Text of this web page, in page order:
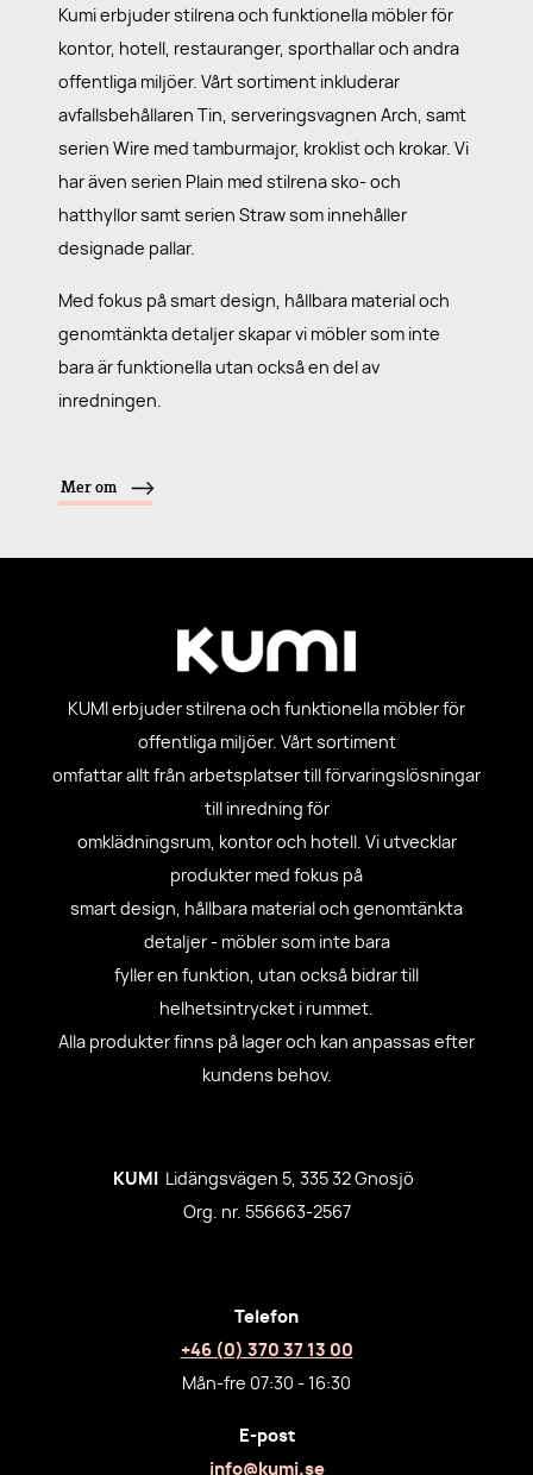
Kumi erbjuder stilrena och funktionella möbler för
kontor, hotell, restauranger, sporthallar och andra
offentliga miljöer. Vårt sortiment inkluderar
avfallsbehållaren Tin, serveringsvagnen Arch, samt
serien Wire med tamburmajor, kroklist och krokar. Vi
har även serien Plain med stilrena sko- och
hatthyllor samt serien Straw som innehåller
designade pallar.
Med fokus på smart design, hållbara material och
genomtänkta detaljer skapar vi möbler som inte
bara är funktionella utan också en del av
inredningen.
Mer om
KUMI erbjuder stilrena och funktionella möbler för
offentliga miljöer. Vårt sortiment
omfattar allt från arbetsplatser till förvaringslösningar
till inredning för
omklädningsrum, kontor och hotell. Vi utvecklar
produkter med fokus på
smart design, hållbara material och genomtänkta
detaljer - möbler som inte bara
fyller en funktion, utan också bidrar till
helhetsintrycket i rummet.
Alla produkter finns på lager och kan anpassas efter
kundens behov.
KUMI
Lidängsvägen 5, 335 32 Gnosjö
Org. nr. 556663-2567
Telefon
+46 (0) 370 37 13 00
Mån-fre 07:30 - 16:30
E-post
info@kumi.se